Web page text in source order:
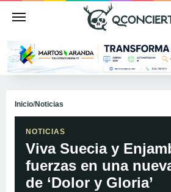
Inicio/Noticias
NOTICIAS
Viva Suecia y
fuerzas en una
de ‘Dolor y Gloria’